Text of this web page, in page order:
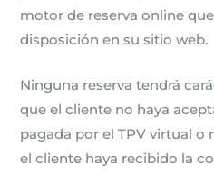
motor de reserva online
disposición en su sitio web.
Ninguna reserva tendrá
que el cliente no haya
pagada por el TPV virtual o
el cliente haya recibido la